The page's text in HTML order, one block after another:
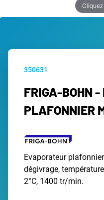
350631
FRIGA-BOHN -
PLAFONNIER
Evaporateur
dégivrage,
2°C, 1400 tr/min.